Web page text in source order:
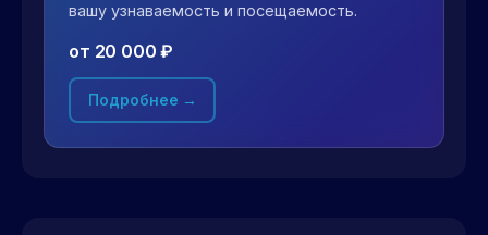
вашу узнаваемость и посещаемость.
от 20 000 ₽
Подробнее →